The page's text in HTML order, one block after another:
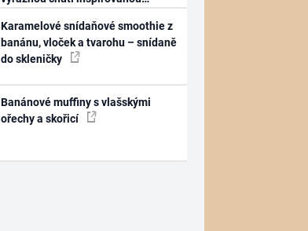
Karamelové snídaňové smoothie z
banánu, vloček a tvarohu – snídaně
do skleničky
Banánové muffiny s vlašskými
ořechy a skořicí